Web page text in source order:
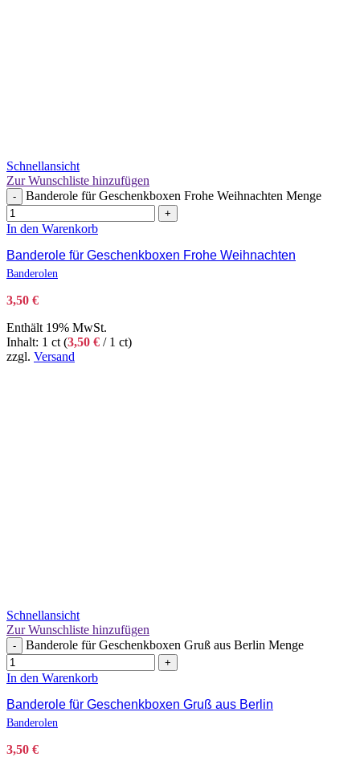
Schnellansicht
Zur Wunschliste hinzufügen
- Banderole für Geschenkboxen Frohe Weihnachten Menge
+
In den Warenkorb
Banderole für Geschenkboxen Frohe Weihnachten
Banderolen
3,50 €
Enthält 19% MwSt.
Inhalt: 1 ct (3,50 € / 1 ct)
zzgl. Versand
Schnellansicht
Zur Wunschliste hinzufügen
- Banderole für Geschenkboxen Gruß aus Berlin Menge
+
In den Warenkorb
Banderole für Geschenkboxen Gruß aus Berlin
Banderolen
3,50 €